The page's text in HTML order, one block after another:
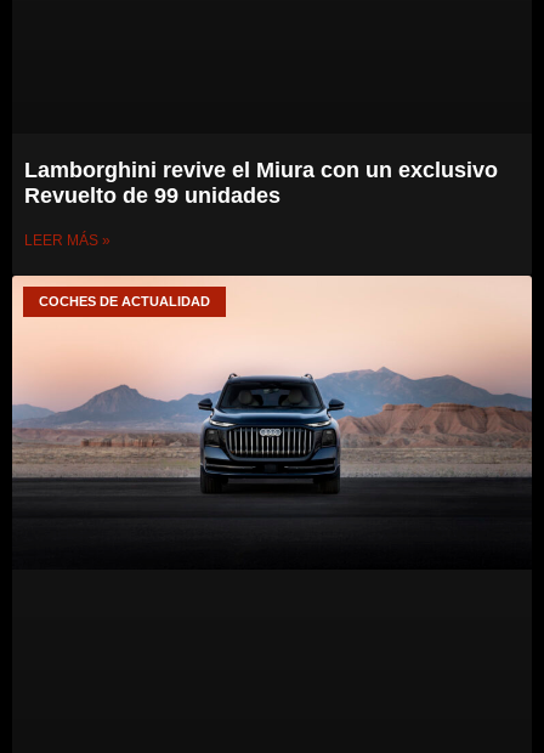
Lamborghini revive el Miura con un exclusivo
Revuelto de 99 unidades
LEER MÁS »
COCHES DE ACTUALIDAD